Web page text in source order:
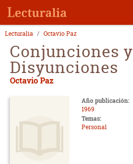
Lecturalia Octavio Paz
Conjunciones y
Disyunciones
Octavio Paz
Año publicación:
1969
Temas:
Personal